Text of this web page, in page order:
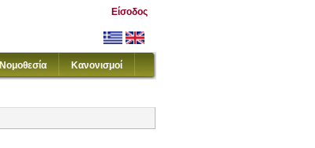
Είσοδος
Νομοθεσία Κανονισμοί